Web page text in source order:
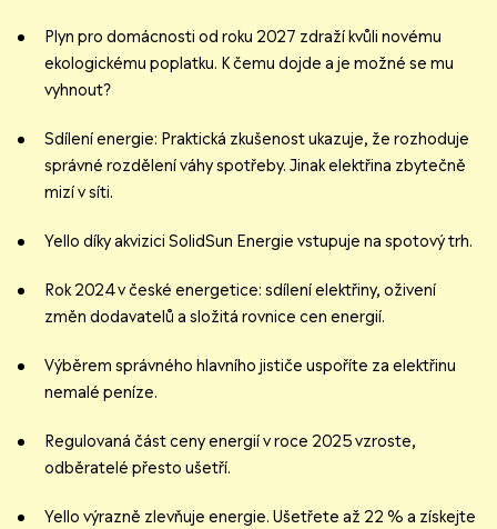
Plyn pro domácnosti od roku 2027 zdraží kvůli novému
ekologickému poplatku. K čemu dojde a je možné se mu
vyhnout?
Sdílení energie: Praktická zkušenost ukazuje, že rozhoduje
správné rozdělení váhy spotřeby. Jinak elektřina zbytečně
mizí v síti.
Yello díky akvizici SolidSun Energie vstupuje na spotový trh.
Rok 2024 v české energetice: sdílení elektřiny, oživení
změn dodavatelů a složitá rovnice cen energií.
Výběrem správného hlavního jističe uspoříte za elektřinu
nemalé peníze.
Regulovaná část ceny energií v roce 2025 vzroste,
odběratelé přesto ušetří.
Yello výrazně zlevňuje energie. Ušetřete až 22 % a získejte